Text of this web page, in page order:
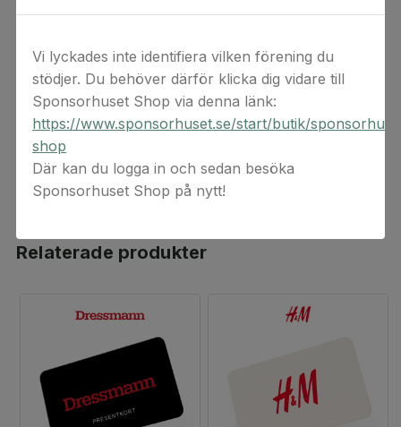
välja bland miljontals unika saker inom allt från mode,
som ständigt byts ut och är unikt. Ett Tradera-
presentkort är det perfekta valet för den som vill få
maximalt värde samtidigt som de handlar hållbart. Ge
en present som gör skillnad – och som garanterat
uppskattas!
Relaterade produkter
Vi lyckades inte identifiera vilken förening du
stödjer. Du behöver därför klicka dig vidare till
Sponsorhuset Shop via denna länk:
https://www.sponsorhuset.se/start/butik/
shop
Där kan du logga in och sedan besöka
Sponsorhuset Shop på nytt!